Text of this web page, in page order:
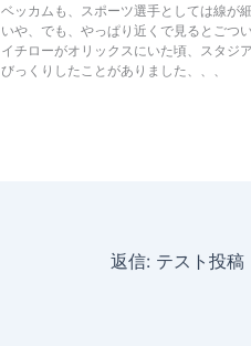
ベッカムも、スポーツ選手としては線が
いや、でも、やっぱり近くで見るとごつ
イチローがオリックスにいた頃、スタジ
びっくりしたことがありました、、、
返信: テスト投稿